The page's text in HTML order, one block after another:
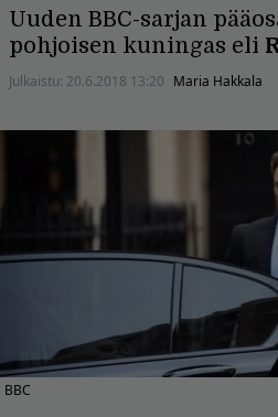
Uuden BBC-sarjan
pohjoisen kuningas eli
Julkaistu: 20.6.2018 13:20 Maria Hakkala
BBC